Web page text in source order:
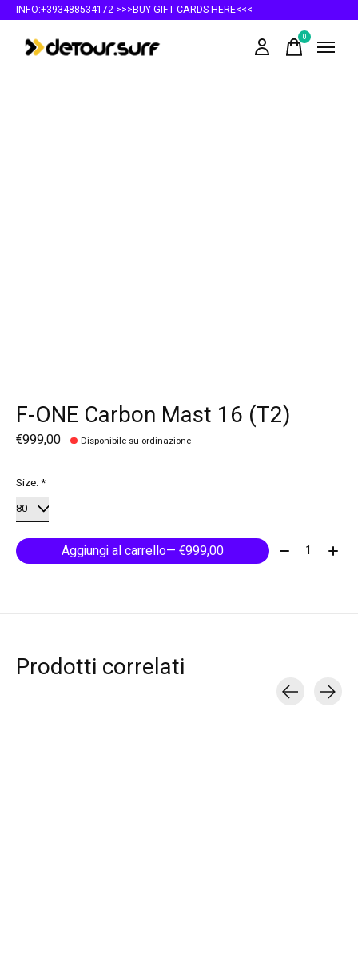
INFO:+393488534172 >>>BUY GIFT CARDS HERE<<<
0items
F-ONE Carbon Mast 16 (T2)
€999,00 Disponibile su ordinazione
Size:*
Aggiungi al carrello — €999,00 Quantità:
Prodotti correlati